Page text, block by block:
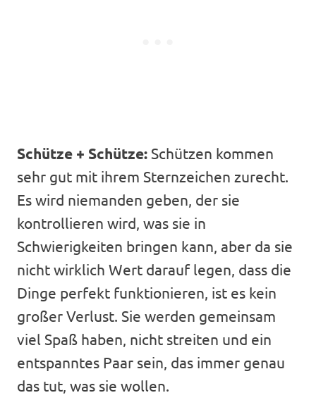
Schütze + Schütze: Schützen kommen
sehr gut mit ihrem Sternzeichen zurecht.
Es wird niemanden geben, der sie
kontrollieren wird, was sie in
Schwierigkeiten bringen kann, aber da sie
nicht wirklich Wert darauf legen, dass die
Dinge perfekt funktionieren, ist es kein
großer Verlust. Sie werden gemeinsam
viel Spaß haben, nicht streiten und ein
entspanntes Paar sein, das immer genau
das tut, was sie wollen.